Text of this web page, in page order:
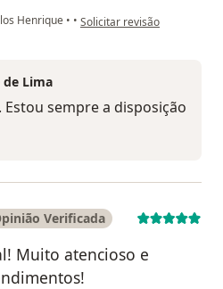
Henrique • • na opinião do utilizador Ana
Solicitar revisão
de Lima
sempre a disposição
Verificada
Muito atencioso e